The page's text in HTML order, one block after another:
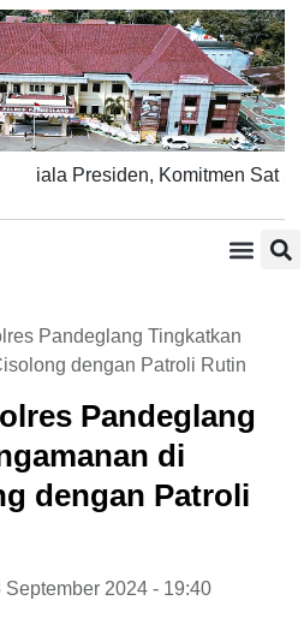
Piala Presiden, Komitmen Sat
Pandeglang Tingkatkan
dengan Patroli Rutin
Pandeglang
di
dengan Patroli
September 2024 - 19:40